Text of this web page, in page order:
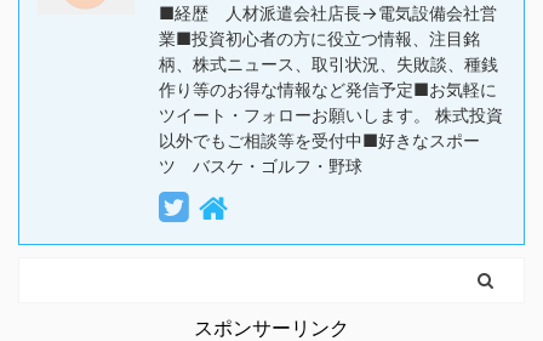
■経歴 人材派遣会社店長→電気設備会社営
業■投資初心者の方に役立つ情報、注目銘
柄、株式ニュース、取引状況、失敗談、種銭
作り等のお得な情報など発信予定■お気軽に
ツイート・フォローお願いします。 株式投資
以外でもご相談等を受付中■好きなスポー
ツ バスケ・ゴルフ・野球
スポンサーリンク